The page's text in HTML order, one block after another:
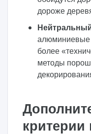
дороже
алюминиевые
более
методы